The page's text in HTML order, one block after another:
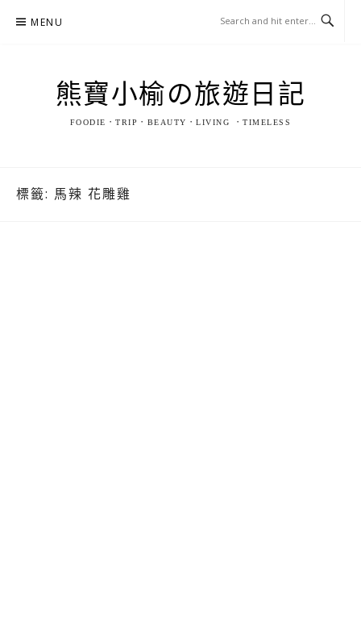
MENU
熊寶小榆の旅遊日記
FOODIE．TRIP．BEAUTY．LIVING ．TIMELESS
標籤: 馬辣 花雕雞